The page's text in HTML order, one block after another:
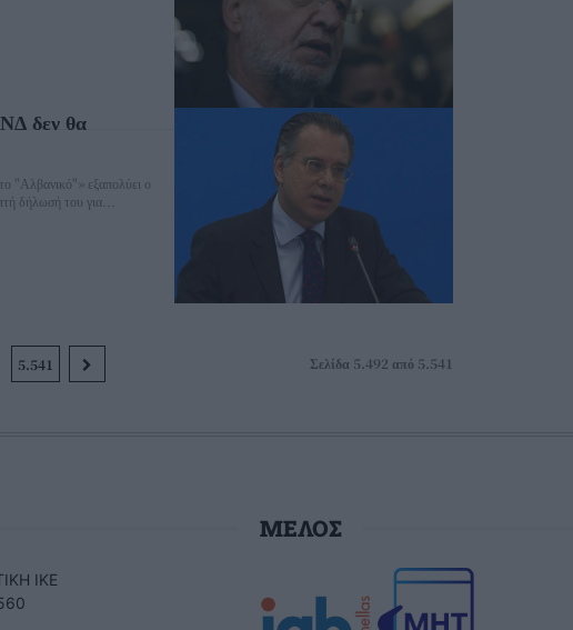
δεν θα
"Αλβανικό"» εξαπολύει ο
δήλωσή του για...
5.541 Σελίδα 5.492 από 5.541
ΙΚΕ
ΜΕΛΟΣ